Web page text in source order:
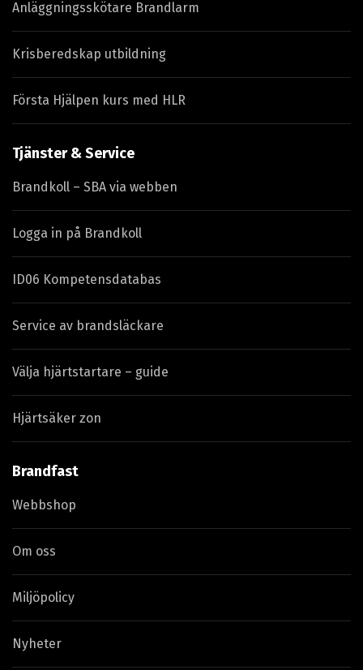
Anläggningsskötare Brandlarm
Krisberedskap utbildning
Första Hjälpen kurs med HLR
Tjänster & Service
Brandkoll – SBA via webben
Logga in på Brandkoll
ID06 Kompetensdatabas
Service av brandsläckare
Välja hjärtstartare – guide
Hjärtsäker zon
Brandfast
Webbshop
Om oss
Miljöpolicy
Nyheter